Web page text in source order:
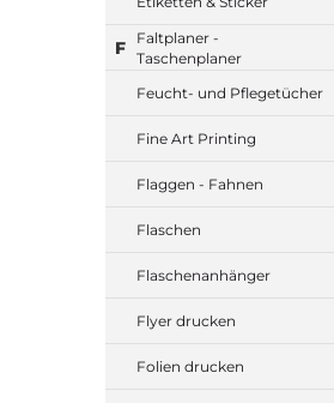
F
Faltplaner -
Taschenplaner
Feucht- und Pflegetücher
Fine Art Printing
Flaggen - Fahnen
Flaschen
Flaschenanhänger
Flyer drucken
Folien drucken